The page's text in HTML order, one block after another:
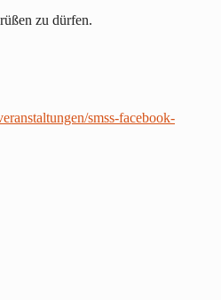
zu dürfen.
smss-facebook-